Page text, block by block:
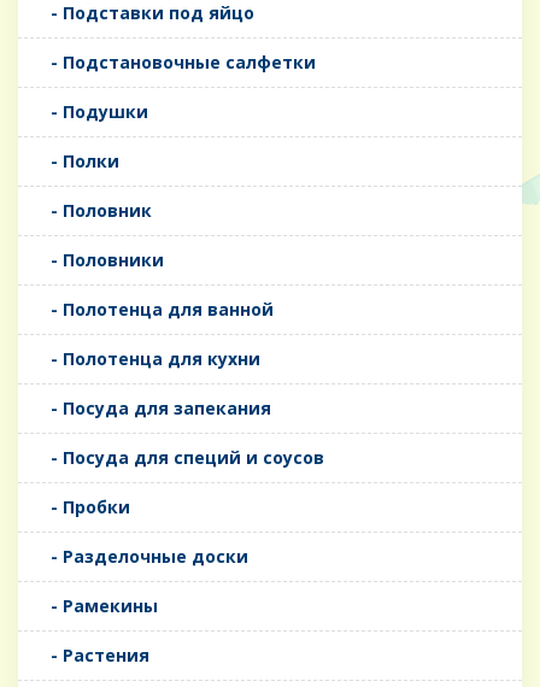
- Подставки под яйцо
- Подстановочные салфетки
- Подушки
- Полки
- Половник
- Половники
- Полотенца для ванной
- Полотенца для кухни
- Посуда для запекания
- Посуда для специй и соусов
- Пробки
- Разделочные доски
- Рамекины
- Растения